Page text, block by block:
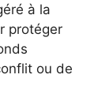
à la
protéger
ou de